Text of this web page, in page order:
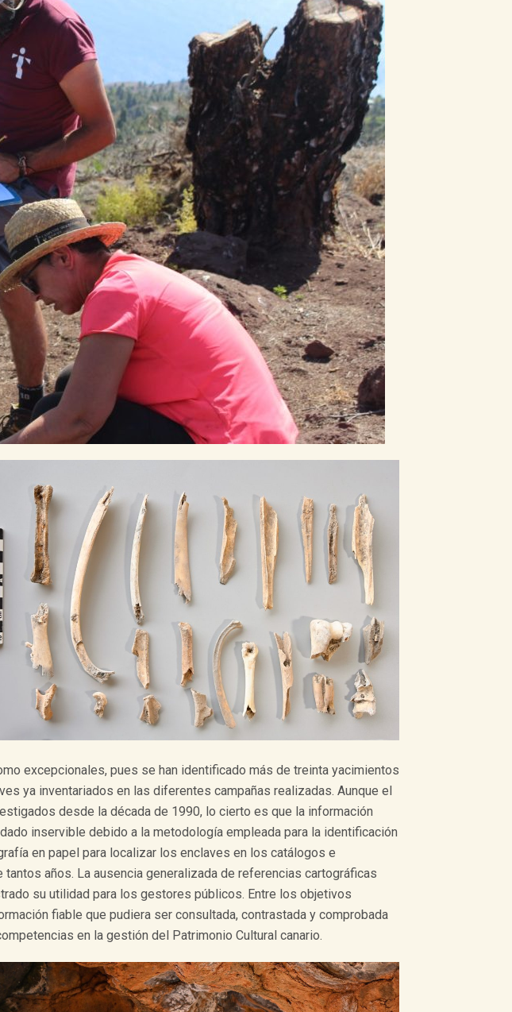
excepcionales, pues se han identificado más de treinta yacimientos
ya inventariados en las diferentes campañas realizadas. Aunque el
desde la década de 1990, lo cierto es que la información
inservible debido a la metodología empleada para la identificación
en papel para localizar los enclaves en los catálogos e
años. La ausencia generalizada de referencias cartográficas
su utilidad para los gestores públicos. Entre los objetivos
fiable que pudiera ser consultada, contrastada y comprobada
en la gestión del Patrimonio Cultural canario.